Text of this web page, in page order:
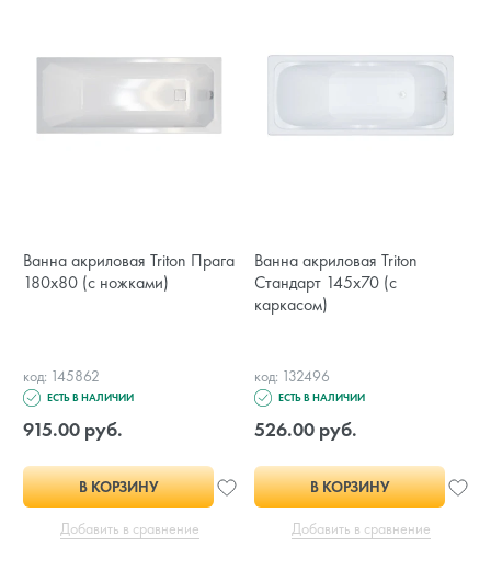
Ванна акриловая Triton Прага
180x80 (с ножками)
код: 145862
ЕСТЬ В НАЛИЧИИ
915.00 руб.
В КОРЗИНУ
Добавить в сравнение
Ванна акриловая Triton
Стандарт 145x70 (с
каркасом)
код: 132496
ЕСТЬ В НАЛИЧИИ
526.00 руб.
В КОРЗИНУ
Добавить в сравнение